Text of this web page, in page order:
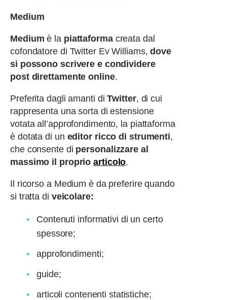
Medium
Medium è la piattaformacreata dal
cofondatore di Twitter Ev Williams,dove
si possono scrivere e condividere
post direttamente online.
Preferita dagli amanti diTwitter, di cui
rappresenta una sorta di estensione
votata all’approfondimento, la piattaforma
è dotata di un editor ricco di strumenti,
che consente di personalizzare al
massimo il proprioarticolo.
Il ricorso a Medium è da preferire quando
si tratta di veicolare:
Contenuti informativi di un certo
spessore;
approfondimenti;
guide;
articoli contenenti statistiche;